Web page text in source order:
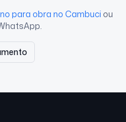
para obra no Cambuci ou